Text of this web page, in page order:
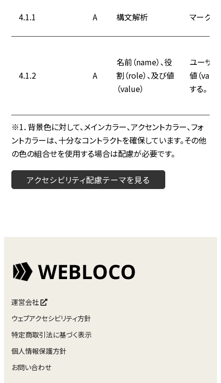
4.1.1 A 構文解析 マークア
4.1.2 A
名前（name）、役
割（role）、及び値
（value）
ユーザー
値（
する。
※1．背景色に対して、メインカラー、アクセントカラー、フォ
ントカラーは、十分なコントラクトを確保しています。その他
の色の組合せを使用する場合は配慮が必要です。
アクセシビリティ配慮テーマを見る
運営会社
ウェブアクセシビリティ方針
特定商取引法に基づく表示
個人情報保護方針
お問い合わせ